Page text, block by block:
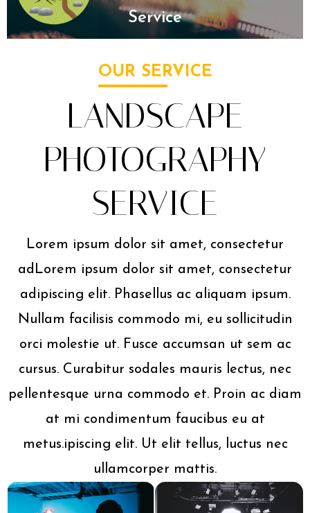
Service
OUR SERVICE
LANDSCAPE
PHOTOGRAPHY
SERVICE
Lorem ipsum dolor sit amet, consectetur
adLorem ipsum dolor sit amet, consectetur
adipiscing elit. Phasellus ac aliquam ipsum.
Nullam facilisis commodo mi, eu sollicitudin
orci molestie ut. Fusce accumsan ut sem ac
cursus. Curabitur sodales mauris lectus, nec
pellentesque urna commodo et. Proin ac diam
at mi condimentum faucibus eu at
metus.ipiscing elit. Ut elit tellus, luctus nec
ullamcorper mattis.